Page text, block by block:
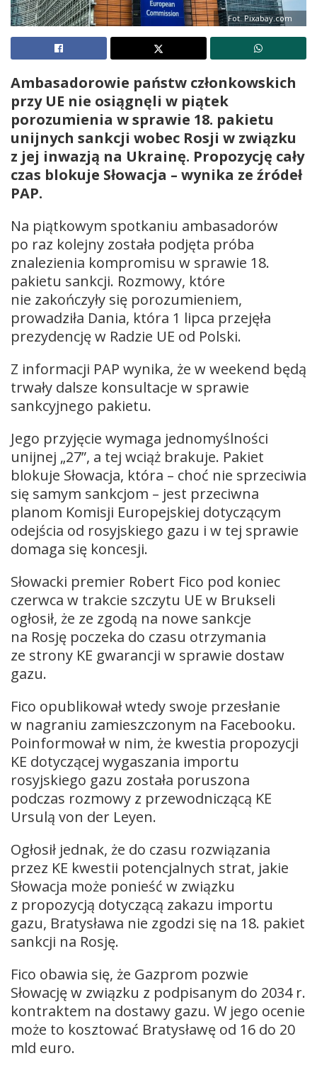
Fot. Pixabay.com
Ambasadorowie państw członkowskich
przy UE nie osiągnęli w piątek
porozumienia w sprawie 18. pakietu
unijnych sankcji wobec Rosji w związku
z jej inwazją na Ukrainę. Propozycję cały
czas blokuje Słowacja – wynika ze źródeł
PAP.
Na piątkowym spotkaniu ambasadorów
po raz kolejny została podjęta próba
znalezienia kompromisu w sprawie 18.
pakietu sankcji. Rozmowy, które
nie zakończyły się porozumieniem,
prowadziła Dania, która 1 lipca przejęła
prezydencję w Radzie UE od Polski.
Z informacji PAP wynika, że w weekend będą
trwały dalsze konsultacje w sprawie
sankcyjnego pakietu.
Jego przyjęcie wymaga jednomyślności
unijnej „27”, a tej wciąż brakuje. Pakiet
blokuje Słowacja, która – choć nie sprzeciwia
się samym sankcjom – jest przeciwna
planom Komisji Europejskiej dotyczącym
odejścia od rosyjskiego gazu i w tej sprawie
domaga się koncesji.
Słowacki premier Robert Fico pod koniec
czerwca w trakcie szczytu UE w Brukseli
ogłosił, że ze zgodą na nowe sankcje
na Rosję poczeka do czasu otrzymania
ze strony KE gwarancji w sprawie dostaw
gazu.
Fico opublikował wtedy swoje przesłanie
w nagraniu zamieszczonym na Facebooku.
Poinformował w nim, że kwestia propozycji
KE dotyczącej wygaszania importu
rosyjskiego gazu została poruszona
podczas rozmowy z przewodniczącą KE
Ursulą von der Leyen.
Ogłosił jednak, że do czasu rozwiązania
przez KE kwestii potencjalnych strat, jakie
Słowacja może ponieść w związku
z propozycją dotyczącą zakazu importu
gazu, Bratysława nie zgodzi się na 18. pakiet
sankcji na Rosję.
Fico obawia się, że Gazprom pozwie
Słowację w związku z podpisanym do 2034 r.
kontraktem na dostawy gazu. W jego ocenie
może to kosztować Bratysławę od 16 do 20
mld euro.